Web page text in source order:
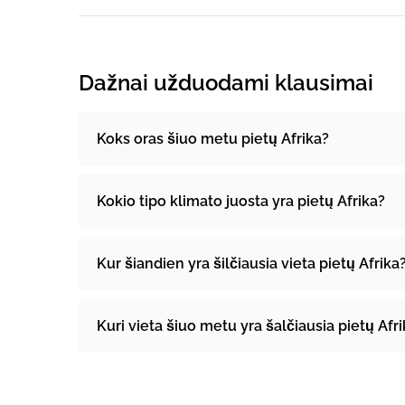
Dažnai užduodami klausimai
Koks oras šiuo metu pietų Afrika?
Kokio tipo klimato juosta yra pietų Afrika?
Kur šiandien yra šilčiausia vieta pietų Afrika?
Kuri vieta šiuo metu yra šalčiausia pietų